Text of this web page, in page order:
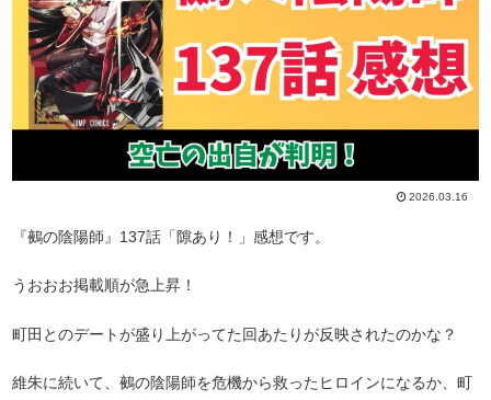
2026.03.16
『鵺の陰陽師』137話「隙あり！」感想です。
うおおお掲載順が急上昇！
町田とのデートが盛り上がってた回あたりが反映されたのかな？
維朱に続いて、鵺の陰陽師を危機から救ったヒロインになるか、町